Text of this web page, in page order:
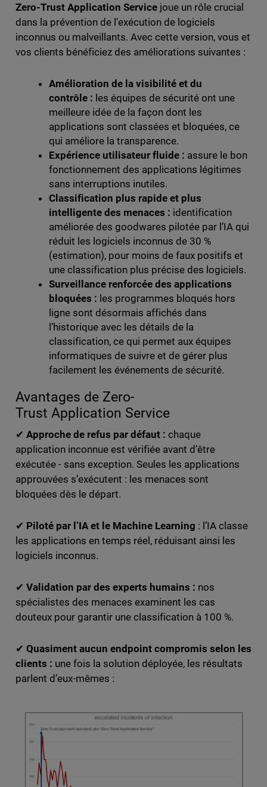
Zero-Trust Application Service joue un rôle crucial
dans la prévention de l’exécution de logiciels
inconnus ou malveillants. Avec cette version, vous et
vos clients bénéficiez des améliorations suivantes :
Amélioration de la visibilité et du
contrôle : les équipes de sécurité ont une
meilleure idée de la façon dont les
applications sont classées et bloquées, ce
qui améliore la transparence.
Expérience utilisateur fluide : assure le bon
fonctionnement des applications légitimes
sans interruptions inutiles.
Classification plus rapide et plus
intelligente des menaces : identification
améliorée des goodwares pilotée par l’IA qui
réduit les logiciels inconnus de 30 %
(estimation), pour moins de faux positifs et
une classification plus précise des logiciels.
Surveillance renforcée des applications
bloquées : les programmes bloqués hors
ligne sont désormais affichés dans
l’historique avec les détails de la
classification, ce qui permet aux équipes
informatiques de suivre et de gérer plus
facilement les événements de sécurité.
Avantages de Zero-
Trust Application Service
✔ Approche de refus par défaut : chaque
application inconnue est vérifiée avant d’être
exécutée - sans exception. Seules les applications
approuvées s’exécutent : les menaces sont
bloquées dès le départ.
✔ Piloté par l’IA et le Machine Learning : l’IA classe
les applications en temps réel, réduisant ainsi les
logiciels inconnus.
✔ Validation par des experts humains : nos
spécialistes des menaces examinent les cas
douteux pour garantir une classification à 100 %.
✔ Quasiment aucun endpoint compromis selon les
clients : une fois la solution déployée, les résultats
parlent d’eux-mêmes :